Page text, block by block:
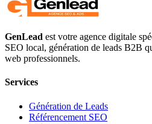
GenLead est votre agence digitale
SEO local, génération de leads B2B
web professionnels.
Services
Génération de Leads
Référencement SEO